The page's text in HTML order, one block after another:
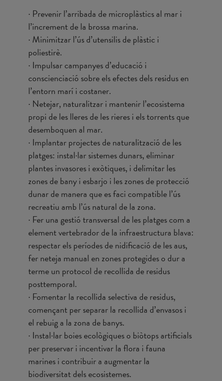
· Prevenir l’arribada de microplàstics al mar i
l’increment de la brossa marina.
· Minimitzar l’ús d’utensilis de plàstic i
poliestirè.
· Impulsar campanyes d’educació i
conscienciació sobre els efectes dels residus en
l’entorn marí i costaner.
· Netejar, naturalitzar i mantenir l’ecosistema
propi de les lleres de les rieres i els torrents que
desemboquen al mar.
· Implantar projectes de naturalització de les
platges: instal·lar sistemes dunars, eliminar
plantes invasores i exòtiques, i delimitar les
zones de bany i esbarjo i les zones de protecció
dunar de manera que es faci compatible l’ús
recreatiu amb l’ús natural de la zona.
· Fer una gestió transversal de les platges com a
element vertebrador de la infraestructura blava:
respectar els períodes de nidificació de les aus,
fer neteja manual en zones protegides o dur a
terme un protocol de recollida de residus
posttemporal.
· Fomentar la recollida selectiva de residus,
començant per separar la recollida d’envasos i
el rebuig a la zona de banys.
· Instal·lar boies ecològiques o biòtops artificials
per preservar i incentivar la flora i fauna
marines i contribuir a augmentar la
biodiversitat dels ecosistemes.